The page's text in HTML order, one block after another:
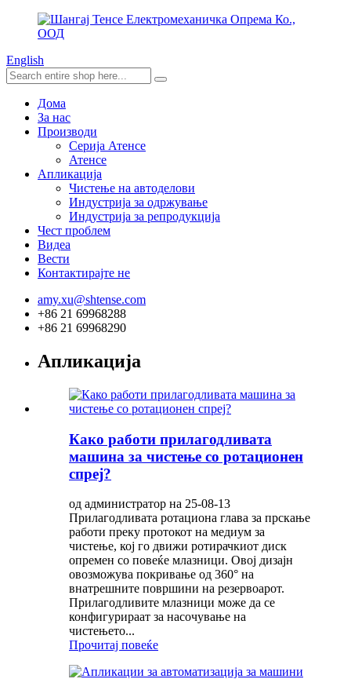
English
Дома
За нас
Производи
Серија Атенсе
Атенсе
Апликација
Чистење на автоделови
Индустрија за одржување
Индустрија за репродукција
Чест проблем
Видеа
Вести
Контактирајте не
amy.xu@shtense.com
+86 21 69968288
+86 21 69968290
Апликација
Како работи прилагодливата
машина за чистење со ротационен
спреј?
од администратор на 25-08-13
Прилагодливата ротациона глава за прскање
работи преку протокот на медиум за
чистење, кој го движи ротирачкиот диск
опремен со повеќе млазници. Овој дизајн
овозможува покривање од 360° на
внатрешните површини на резервоарот.
Прилагодливите млазници може да се
конфигурираат за насочување на
чистењето...
Прочитај повеќе